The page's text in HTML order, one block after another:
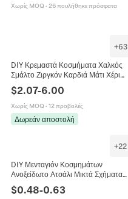
Κράμα
Χωρίς MOQ · 26 πουλήθηκε πρόσφατα
+63
DIY Κρεμαστά Κοσμήματα Χαλκός
Σμάλτο Ζιργκόν Καρδιά Μάτι Χέρι
Τριφύλλι Love Hot Mama
$2.07-6.00
Χωρίς MOQ · 12 προβολές
Δωρεάν αποστολή
+22
DIY Μενταγιόν Κοσμημάτων
Ανοξείδωτο Ατσάλι Μικτά Σχήματα
Νεκροκεφαλή Καρδιά Στέμμα Χέρι
Χάμσα Αγάπη Υλικά Κατασκευής
$0.48-0.63